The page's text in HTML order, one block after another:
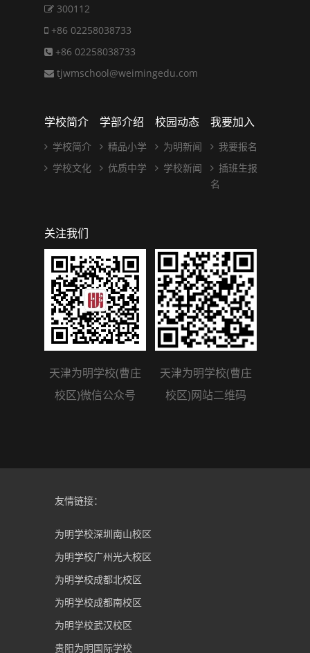
300112
+86 02258038733
+86 02258038733
tjwmschool@weimingedu.com
学校简介
学校简介
学校文化
学部介绍
精品小学
优质中学
校园动态
为明新闻
学校新闻
我要加入
我要报名
插班生报
名
关注我们
天津为明学校(曹庄
校区)微信公众号
天津为明学校(曹庄
校区)网站二维码
友情链接：
为明学校深圳南山校区
为明学校广州光大校区
为明学校成都北校区
为明学校成都南校区
为明学校武汉校区
贵阳为明国际学校